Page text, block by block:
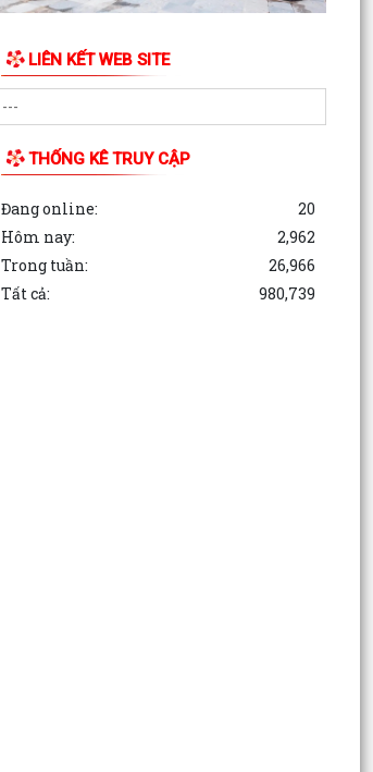
LIÊN KẾT WEB SITE
THỐNG KÊ TRUY CẬP
Đang online:
20
Hôm nay:
2,962
Trong tuần:
26,966
Tất cả:
980,739